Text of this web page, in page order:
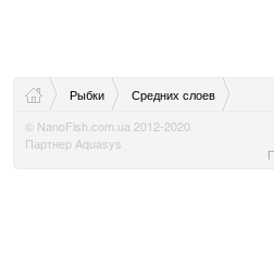
Рыбки
Средних слоев
© NanoFish.com.ua 2012-2020
Партнер Aquasys